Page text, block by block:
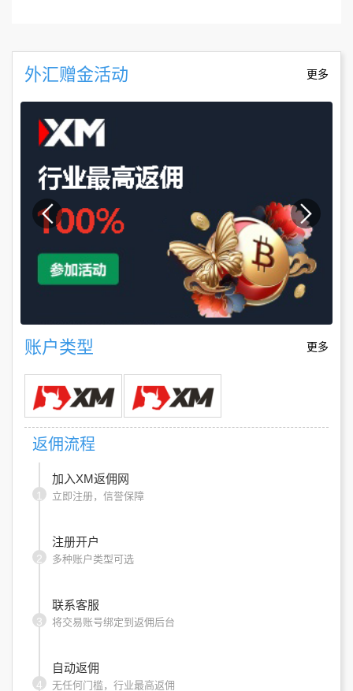
外汇赠金活动 更多
账户类型 更多
返佣流程
1
加入XM返佣网
立即注册，信誉保障
2
注册开户
多种账户类型可选
3
联系客服
将交易账号绑定到返佣后台
4
自动返佣
无任何门槛，行业最高返佣